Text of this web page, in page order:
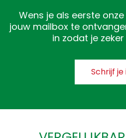
Wens je als eerste
jouw mailbox te
in zodat je
Schrijf je